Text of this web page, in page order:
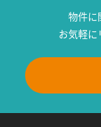
物件に
お気軽に